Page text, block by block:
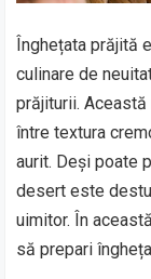
Înghețata prăjită
culinare de
prăjiturii.
între textura
aurit. Deși poate
desert este
uimitor. În
să prepari